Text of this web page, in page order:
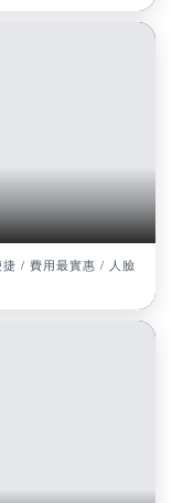
捷 / 費用最實惠 / 人臉